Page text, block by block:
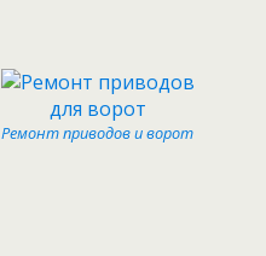
Ремонт приводов и ворот